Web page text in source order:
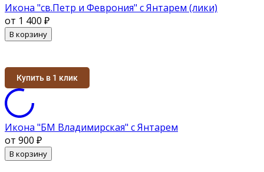
Икона "св.Петр и Феврония" с Янтарем (лики)
от 1 400 ₽
В корзину
Купить в 1 клик
Икона "БМ Владимирская" с Янтарем
от 900 ₽
В корзину